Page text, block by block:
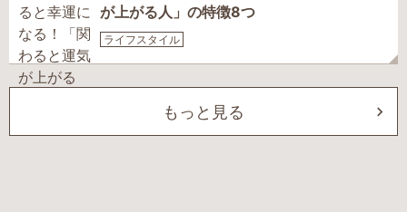
が上がる人」の特徴8つ
ライフスタイル
もっと見る